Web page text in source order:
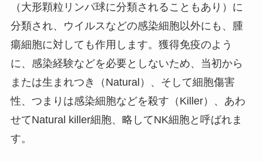
（大形顆粒リンパ球に分類されることもあり）に
分類され、ウイルスなどの感染細胞以外にも、腫
瘍細胞に対しても作用します。獲得免疫のよう
に、感染経験などを必要としないため、当初から
または生まれつき（Natural）、そして細胞傷害
性、つまりは感染細胞などを殺す（Killer）、あわ
せてNatural killer細胞、略してNK細胞と呼ばれま
す。